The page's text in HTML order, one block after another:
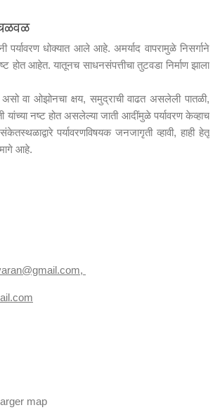
पर्यावरण धोक्यात आले आहे. अमर्याद वापरामुळे निसर्गाने
आहेत. यातूनच साधनसंपत्तीचा तुटवडा निर्माण झाला
वा ओझोनचा क्षय, समुद्राची वाढत असलेली पातळी,
यांच्या नष्ट होत असलेल्या जाती आदींमुळे पर्यावरण केव्हाच
पर्यावरणविषयक जनजागृती व्हावी, हाही हेतू
आहे.
@gmail.com,